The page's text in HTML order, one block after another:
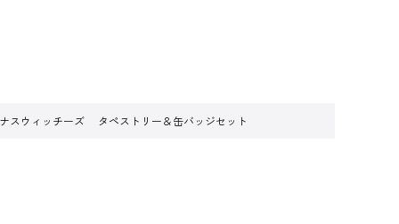
ナスウィッチーズ タペストリー＆缶バッジセット